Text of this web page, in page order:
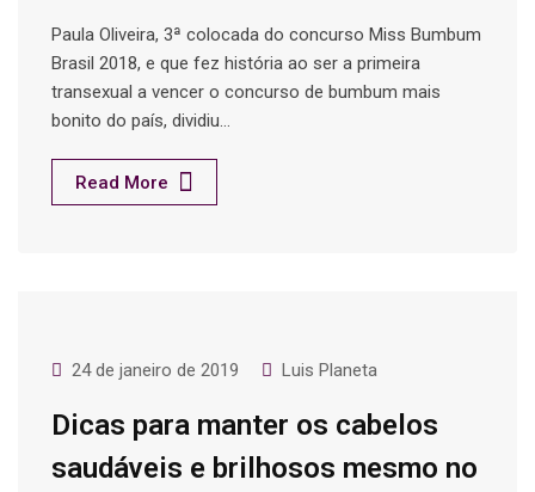
Paula Oliveira, 3ª colocada do concurso Miss Bumbum
Brasil 2018, e que fez história ao ser a primeira
transexual a vencer o concurso de bumbum mais
bonito do país, dividiu…
Read More
24 de janeiro de 2019 Luis Planeta
Dicas para manter os cabelos
saudáveis e brilhosos mesmo no